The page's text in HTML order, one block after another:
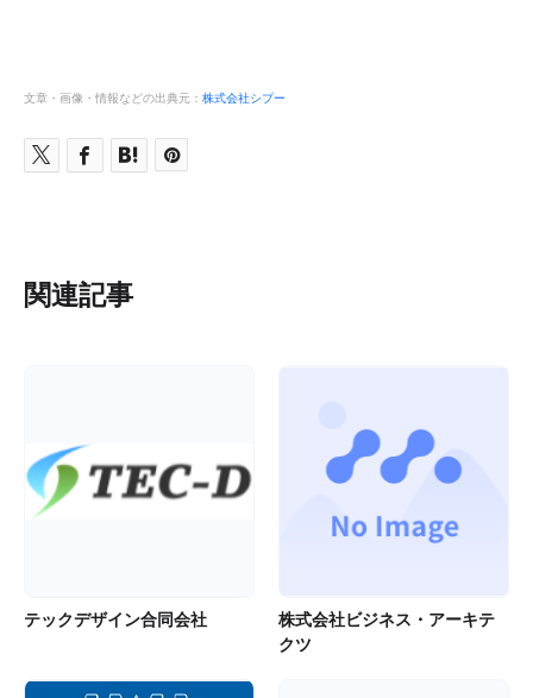
文章・画像・情報などの出典元： 株式会社シプー
関連記事
テックデザイン合同会社
株式会社ビジネス・アーキテ
クツ